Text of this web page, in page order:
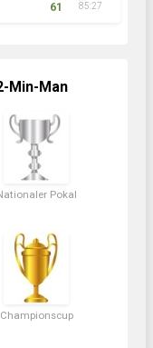
61 85:27
Min-Man
Pokal
Championscup